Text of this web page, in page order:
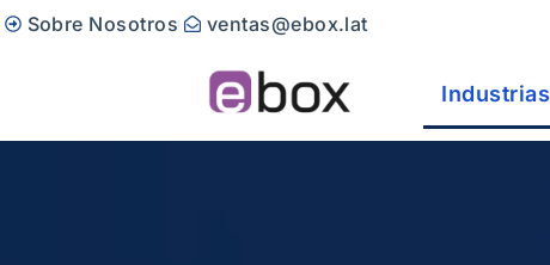
Sobre Nosotros ventas@ebox.lat
Industrias